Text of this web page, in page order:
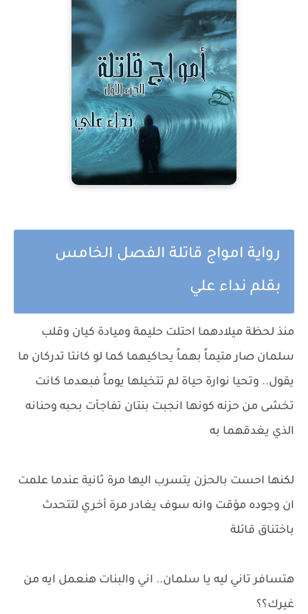
رواية امواج قاتلة الفصل الخامس
بقلم نداء علي
منذ لحظة ميلادهما احتلت حليمة وميادة كيان وقلب
سلمان صار متيماً بهماً يحاكيهما كما لو كانتا تدركان ما
يقول.. وتحيا نوارة حياة لم تتخيلها يوماً فبعدما كانت
تخشى من حزنه كونها انجبت بنتان تفاجأت بحبه وحنانه
الذي يغدقهما به
لكنها احست بالحزن يتسرب اليها مرة ثانية عندما علمت
ان وجوده مؤقت وانه سوف يغادر مرة أخري لتتحدث
باختناق قائلة
هتسافر تاني ليه يا سلمان.. اني والبنات هنعمل ايه من
غيرك؟؟